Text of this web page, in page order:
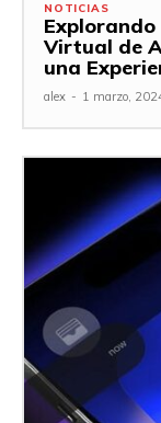
NOTICIAS
Virtual de
una
alex - 1 marzo,